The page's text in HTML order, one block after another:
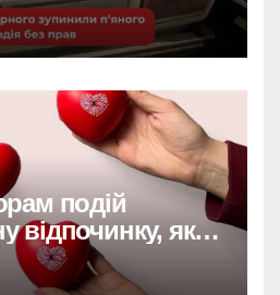
подій
відпочинку, яку
гості